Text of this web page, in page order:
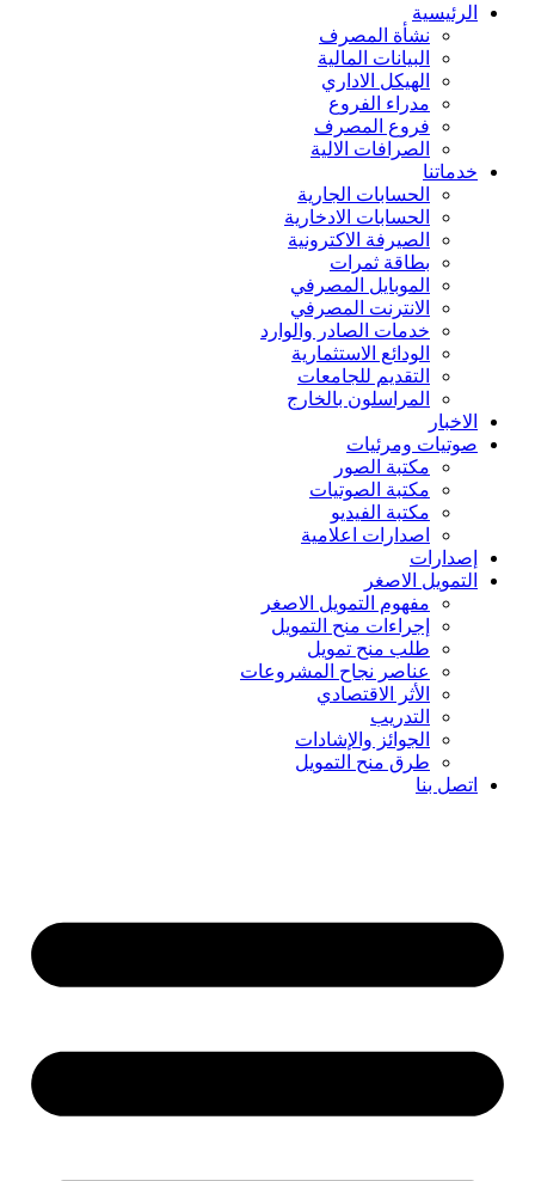
الرئيسية
نشأة المصرف
البيانات المالية
الهيكل الاداري
مدراء الفروع
فروع المصرف
الصرافات الالية
خدماتنا
الحسابات الجارية
الحسابات الادخارية
الصيرفة الاكترونية
بطاقة ثمرات
الموبايل المصرفي
الانترنت المصرفي
خدمات الصادر والوارد
الودائع الاستثمارية
التقديم للجامعات
المراسلون بالخارج
الاخبار
صوتيات ومرئيات
مكتبة الصور
مكتبة الصوتيات
مكتبة الفيديو
اصدارات اعلامية
إصدارات
التمويل الاصغر
مفهوم التمويل الاصغر
إجراءات منح التمويل
طلب منح تمويل
عناصر نجاح المشروعات
الأثر الاقتصادي
التدريب
الجوائز والإشادات
طرق منح التمويل
اتصل بنا